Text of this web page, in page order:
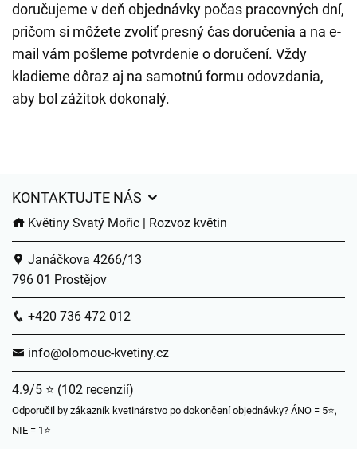
doručujeme v deň objednávky počas pracovných dní,
pričom si môžete zvoliť presný čas doručenia a na e-
mail vám pošleme potvrdenie o doručení. Vždy
kladieme dôraz aj na samotnú formu odovzdania,
aby bol zážitok dokonalý.
KONTAKTUJTE NÁS
Květiny Svatý Mořic | Rozvoz květin
Janáčkova 4266/13
796 01 Prostějov
+420 736 472 012
info@olomouc-kvetiny.cz
4.9/5 ⭐ (102 recenzií)
Odporučil by zákazník kvetinárstvo po dokončení objednávky? ÁNO = 5⭐,
NIE = 1⭐